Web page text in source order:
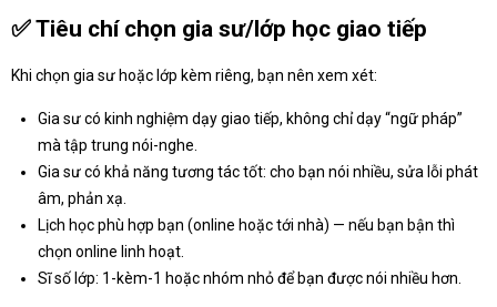
✅ Tiêu chí chọn gia sư/lớp học giao tiếp
Khi chọn gia sư hoặc lớp kèm riêng, bạn nên xem xét:
Gia sư có kinh nghiệm dạy giao tiếp, không chỉ dạy “ngữ pháp”
mà tập trung nói-nghe.
Gia sư có khả năng tương tác tốt: cho bạn nói nhiều, sửa lỗi phát
âm, phản xạ.
Lịch học phù hợp bạn (online hoặc tới nhà) — nếu bạn bận thì
chọn online linh hoạt.
Sĩ số lớp: 1-kèm-1 hoặc nhóm nhỏ để bạn được nói nhiều hơn.